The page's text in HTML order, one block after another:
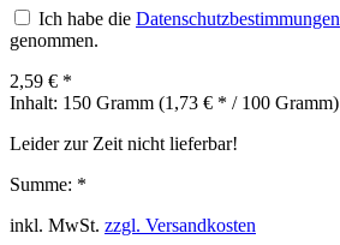
Ich habe die Datenschutzbestimmungen
genommen.
2,59 € *
Inhalt: 150 Gramm (1,73 € * / 100 Gramm)
Leider zur Zeit nicht lieferbar!
Summe: *
inkl. MwSt. zzgl. Versandkosten